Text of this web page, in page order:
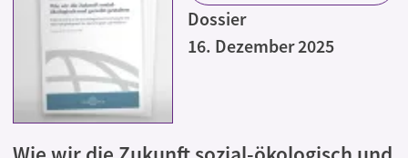
Dossier
16. Dezember 2025